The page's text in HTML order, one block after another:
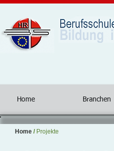
Home Branchen
Home / Projekte